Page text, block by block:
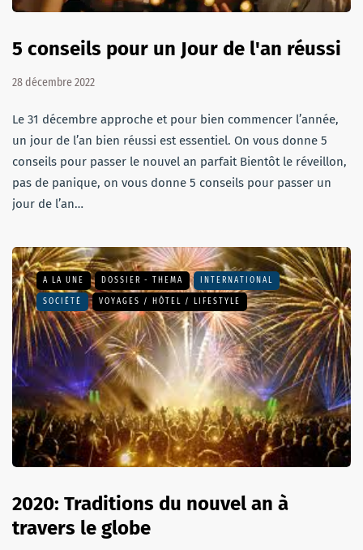
5 conseils pour un Jour de l'an réussi
28 décembre 2022
Le 31 décembre approche et pour bien commencer l’année,
un jour de l’an bien réussi est essentiel. On vous donne 5
conseils pour passer le nouvel an parfait Bientôt le réveillon,
pas de panique, on vous donne 5 conseils pour passer un
jour de l’an…
A LA UNE DOSSIER - THEMA INTERNATIONAL
SOCIÉTÉ VOYAGES / HÔTEL / LIFESTYLE
2020: Traditions du nouvel an à
travers le globe